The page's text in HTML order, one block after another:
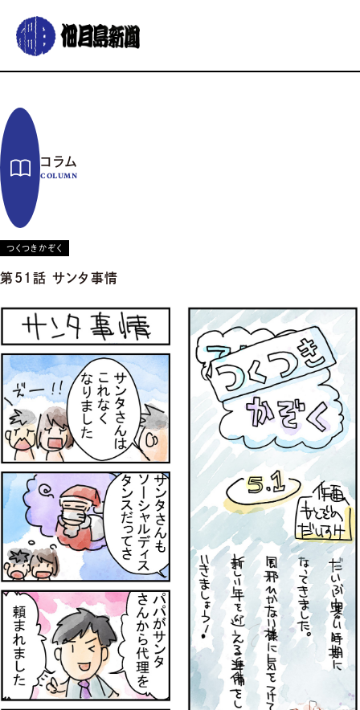
グルメ おでかけ 暮らす
佃月島新聞の紹介
お知らせ
つくつきかぞく
第51話 サンタ事情
コラム
COLUMN